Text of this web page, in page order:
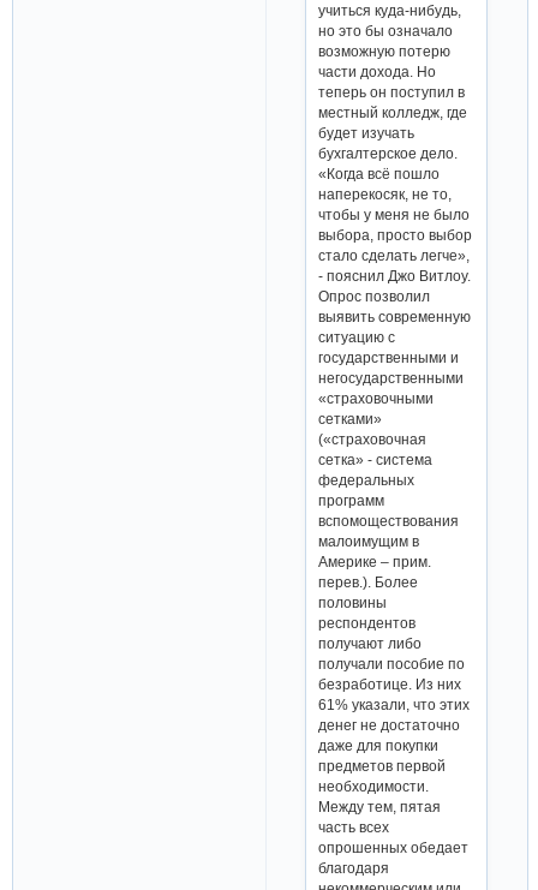
учиться куда-нибудь,
но это бы означало
возможную потерю
части дохода. Но
теперь он поступил в
местный колледж, где
будет изучать
бухгалтерское дело.
«Когда всё пошло
наперекосяк, не то,
чтобы у меня не было
выбора, просто выбор
стало сделать легче»,
- пояснил Джо Витлоу.
Опрос позволил
выявить современную
ситуацию с
государственными и
негосударственными
«страховочными
сетками»
(«страховочная
сетка» - система
федеральных
программ
вспомоществования
малоимущим в
Америке – прим.
перев.). Более
половины
респондентов
получают либо
получали пособие по
безработице. Из них
61% указали, что этих
денег не достаточно
даже для покупки
предметов первой
необходимости.
Между тем, пятая
часть всех
опрошенных обедает
благодаря